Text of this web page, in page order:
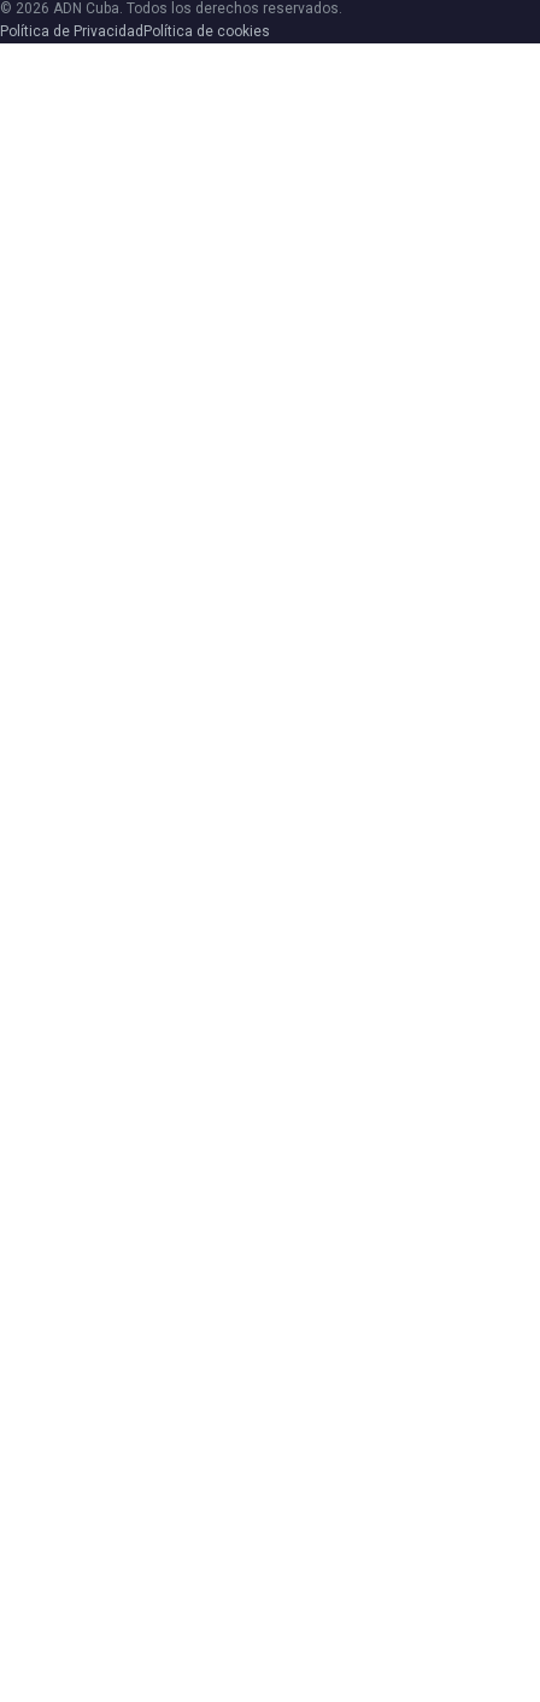
© 2026 ADN Cuba. Todos los derechos reservados.
Política de Privacidad Política de cookies